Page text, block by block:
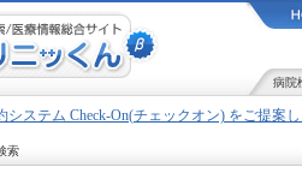
病院
システム Check-On(チェックオン) をご提案
索